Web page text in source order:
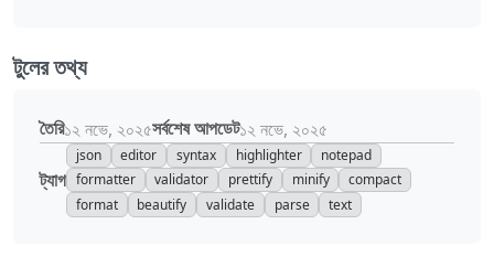
টুলের তথ্য
তৈরি১২ নভে, ২০২৫সর্বশেষ আপডেট১২ নভে, ২০২৫
ট্যাগ
json editor syntax highlighter
notepad
formatter
validator prettify minify
compact
format
beautify validate parse text